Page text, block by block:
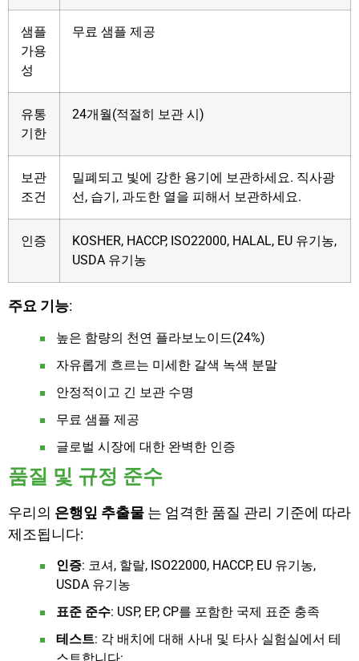
샘플
가용
성
무료 샘플 제공
유통
기한
24개월(적절히 보관 시)
보관
조건
밀폐되고 빛에 강한 용기에 보관하세요. 직사광
선, 습기, 과도한 열을 피해서 보관하세요.
인증
KOSHER, HACCP, ISO22000, HALAL, EU 유기농,
USDA 유기농
주요 기능:
높은 함량의 천연 플라보노이드(24%)
자유롭게 흐르는 미세한 갈색 녹색 분말
안정적이고 긴 보관 수명
무료 샘플 제공
글로벌 시장에 대한 완벽한 인증
품질 및 규정 준수
우리의 은행잎 추출물 는 엄격한 품질 관리 기준에 따라
제조됩니다:
인증: 코셔, 할랄, ISO22000, HACCP, EU 유기농,
USDA 유기농
표준 준수: USP, EP, CP를 포함한 국제 표준 충족
테스트: 각 배치에 대해 사내 및 타사 실험실에서 테